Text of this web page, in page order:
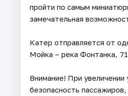
пройти по самым
замечательная
Катер отправляется от
Мойка – река Фонтанка,
Внимание! При
безопасность